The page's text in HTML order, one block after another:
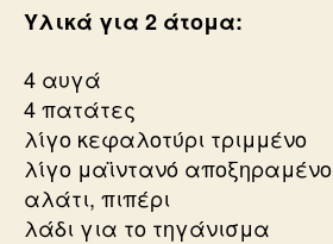
Υλικά για 2 άτομα:
4 αυγά
4πατάτες
λίγο κεφαλοτύρι τριμμένο
λίγο μαϊντανό αποξηραμένο
αλάτι, πιπέρι
λάδι για το τηγάνισμα